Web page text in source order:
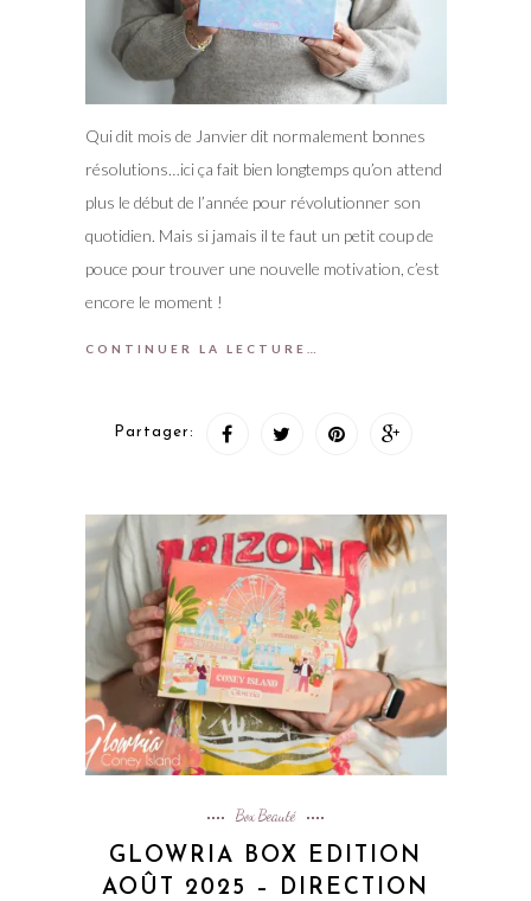
Qui dit mois de Janvier dit normalement bonnes
résolutions…ici ça fait bien longtemps qu’on attend
plus le début de l’année pour révolutionner son
quotidien. Mais si jamais il te faut un petit coup de
pouce pour trouver une nouvelle motivation, c’est
encore le moment !
CONTINUER LA LECTURE…
Partager:
Box Beauté
GLOWRIA BOX EDITION
AOÛT 2025 – DIRECTION